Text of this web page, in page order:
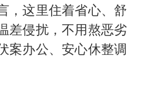
，这里住着省心、舒
差侵扰，不用熬恶劣
案办公、安心休整调